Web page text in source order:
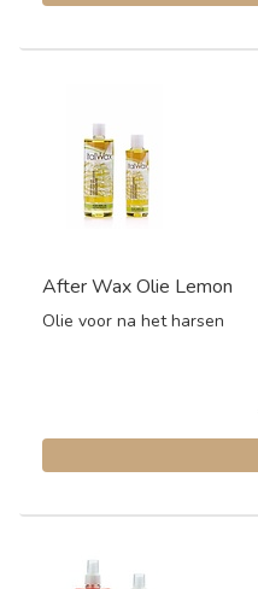
After Wax Olie Lemon
Olie voor na het harsen